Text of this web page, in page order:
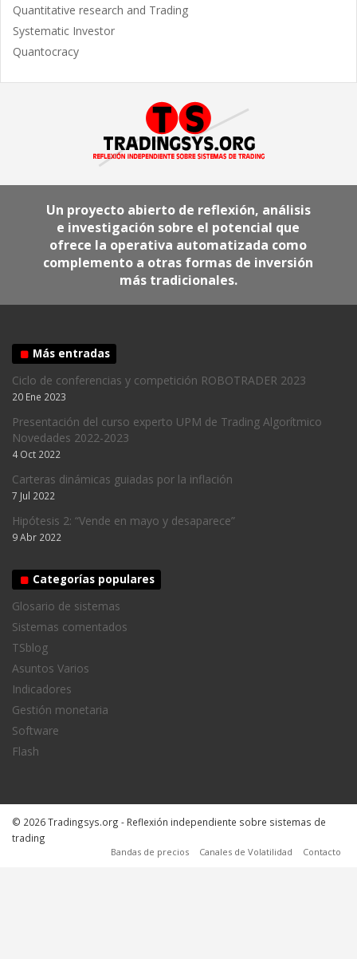
Quantitative research and Trading
Systematic Investor
Quantocracy
Un proyecto abierto de reflexión, análisis
e investigación sobre el potencial que
ofrece la operativa automatizada como
complemento a otras formas de inversión
más tradicionales.
Más entradas
Ciclo de conferencias y competición ROBOTRADER 2023
20 Ene 2023
Presentación del curso experto UPM de Trading Algorítmico
Novedades 2022-2023
4 Oct 2022
Carteras dinámicas guiadas por la inflación
7 Jul 2022
Hipótesis 2: “Vende en mayo y desaparece”
9 Abr 2022
Categorías populares
Glosario de sistemas
Sistemas comentados
TSblog
Asuntos Varios
Indicadores
Gestión monetaria
Software
Flash
© 2026 Tradingsys.org - Reflexión independiente sobre sistemas de
trading
Bandas de precios Canales de Volatilidad Contacto